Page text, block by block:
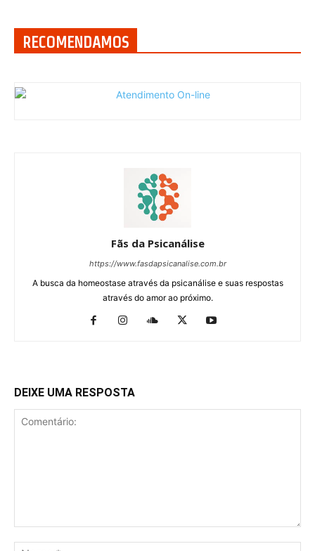
RECOMENDAMOS
Fãs da Psicanálise
https://www.fasdapsicanalise.com.br
A busca da homeostase através da psicanálise e suas respostas
através do amor ao próximo.
DEIXE UMA RESPOSTA